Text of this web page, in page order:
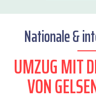
Nationale &
UMZUG MIT
VON